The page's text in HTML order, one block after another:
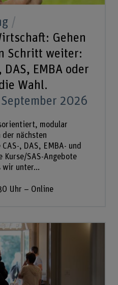
Gehen
Schritt weiter:
DAS, EMBA oder
Wahl.
2026
modular
der nächsten
, DAS, EMBA- und
Kurse/SAS-Angebote
wir unter...
Uhr – Online